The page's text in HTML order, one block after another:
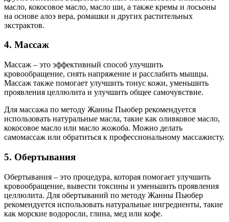
масло, кокосовое масло, масло ши, а также кремы и лосьоны
на основе алоэ вера, ромашки и других растительных
экстрактов.
4. Массаж
Массаж – это эффективный способ улучшить
кровообращение, снять напряжение и расслабить мышцы.
Массаж также помогает улучшить тонус кожи, уменьшить
проявления целлюлита и улучшить общее самочувствие.
Для массажа по методу Жанны Пьюбер рекомендуется
использовать натуральные масла, такие как оливковое масло,
кокосовое масло или масло жожоба. Можно делать
самомассаж или обратиться к профессиональному массажисту.
5. Обертывания
Обертывания – это процедура, которая помогает улучшить
кровообращение, вывести токсины и уменьшить проявления
целлюлита. Для обертываний по методу Жанны Пьюбер
рекомендуется использовать натуральные ингредиенты, такие
как морские водоросли, глина, мед или кофе.